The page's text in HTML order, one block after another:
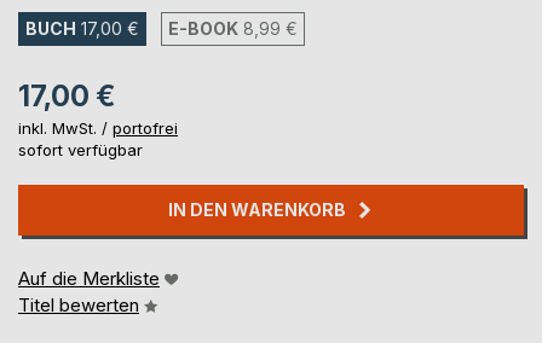
BUCH 17,00 € E-BOOK 8,99 €
17,00 €
inkl. MwSt. / portofrei
sofort verfügbar
IN DEN WARENKORB
Auf die Merkliste
Titel bewerten